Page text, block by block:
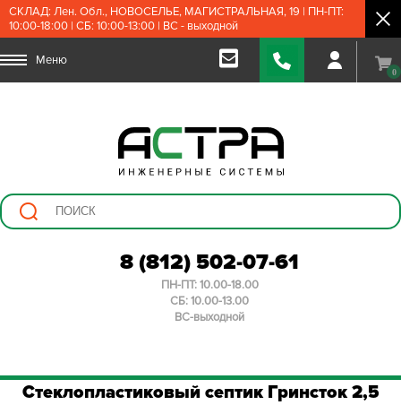
СКЛАД: Лен. Обл., НОВОСЕЛЬЕ, МАГИСТРАЛЬНАЯ, 19 | ПН-ПТ:
10:00-18:00 | СБ: 10:00-13:00 | ВС - выходной
Меню
0
8 (812) 502-07-61
ПН-ПТ: 10.00-18.00
СБ: 10.00-13.00
ВС-выходной
Стеклопластиковый септик Гринсток 2,5